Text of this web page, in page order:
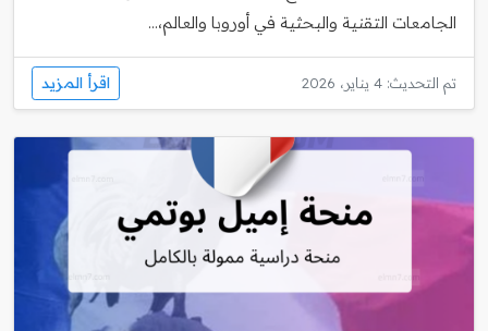
الجامعات التقنية والبحثية في أوروبا والعالم،...
تم التحديث: 4 يناير، 2026 اقرأ المزيد